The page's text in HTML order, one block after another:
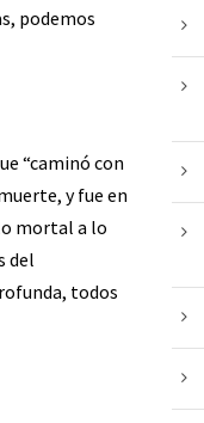
podemos
“caminó con
y fue en
mortal a lo
del
todos